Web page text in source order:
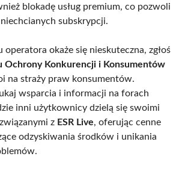
blokadę usług premium, co pozwoli
subskrypcji.
okaże się nieskuteczna, zgłoś
Ochrony Konkurencji i Konsumentów
na straży praw konsumentów.
wsparcia i informacji na forach
inni użytkownicy dzielą się swoimi
z ESR Live, oferując cenne
odzyskiwania środków i unikania